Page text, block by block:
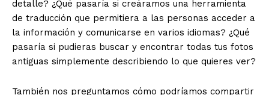
detalle? ¿Qué pasaría si creáramos una herramienta
de traducción que permitiera a las personas acceder a
la información y comunicarse en varios idiomas? ¿Qué
pasaría si pudieras buscar y encontrar todas tus fotos
antiguas simplemente describiendo lo que quieres ver?
También nos preguntamos cómo podríamos compartir